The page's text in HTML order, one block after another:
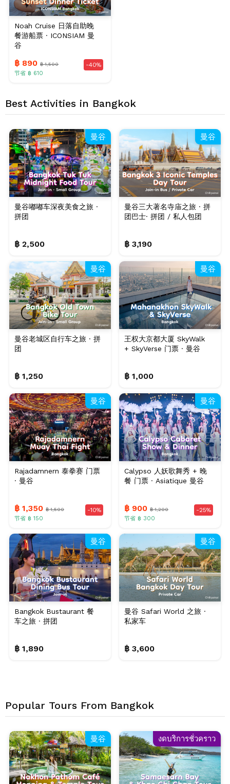
Noah Cruise 日落自助晚
餐游船票 · ICONSIAM 曼
谷
฿ 890 ฿ 1,500
节省 ฿ 610
-40%
Best Activities in Bangkok
曼谷
曼谷嘟嘟车深夜美食之旅 ·
拼团
฿ 2,500
曼谷
曼谷三大著名寺庙之旅 · 拼
团巴士· 拼团 / 私人包团
฿ 3,190
曼谷
曼谷老城区自行车之旅 · 拼
团
฿ 1,250
曼谷
王权大京都大厦 SkyWalk
+ SkyVerse 门票 · 曼谷
฿ 1,000
曼谷
Rajadamnern 泰拳赛 门票
· 曼谷
฿ 1,350 ฿ 1,500
节省 ฿ 150
-10%
曼谷
Calypso 人妖歌舞秀 + 晚
餐 门票 · Asiatique 曼谷
฿ 900 ฿ 1,200
节省 ฿ 300
-25%
曼谷
Bangkok Bustaurant 餐
车之旅 · 拼团
฿ 1,890
曼谷
曼谷 Safari World 之旅 ·
私家车
฿ 3,600
Popular Tours From Bangkok
曼谷 曼谷
งดบริการชั่วคราว